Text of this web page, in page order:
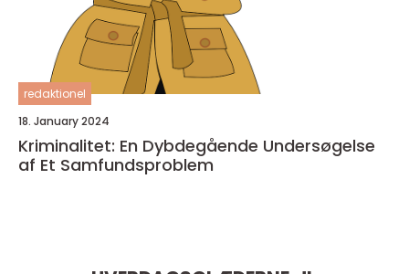
redaktionel
18. January 2024
Kriminalitet: En Dybdegående Undersøgelse
af Et Samfundsproblem